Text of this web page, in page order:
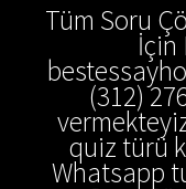
Tüm Soru
İçin
(312)
quiz türü
Whatsapp